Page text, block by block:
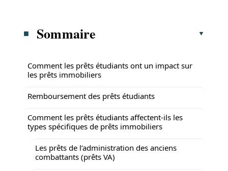
Sommaire
Comment les prêts étudiants ont un impact sur
les prêts immobiliers
Remboursement des prêts étudiants
Comment les prêts étudiants affectent-ils les
types spécifiques de prêts immobiliers
Les prêts de l’administration des anciens
combattants (prêts VA)